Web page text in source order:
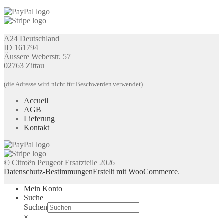
A24 Deutschland
ID 161794
Äussere Weberstr. 57
02763 Zittau
(die Adresse wird nicht für Beschwerden verwendet)
Accueil
AGB
Lieferung
Kontakt
© Citroën Peugeot Ersatzteile 2026
Datenschutz-BestimmungenErstellt mit WooCommerce.
Mein Konto
Suche
Suchen